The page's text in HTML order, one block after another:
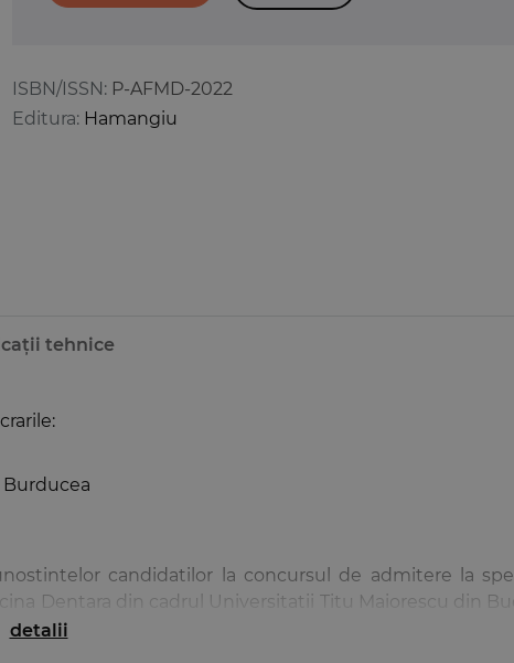
ISBN/ISSN: P-AFMD-2022
Editura: Hamangiu
tehnice
Burducea
candidatilor la concursul de admitere la
Dentara din cadrul Universitatii Titu Maiorescu din
„Chimie” si „Fizica”.
detalii